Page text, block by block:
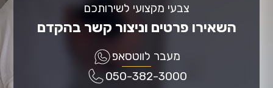
צבעי מקצועי לשירותכם
השאירו פרטים וניצור קשר בהקדם
מעבר לווטסאפ
050-382-3000